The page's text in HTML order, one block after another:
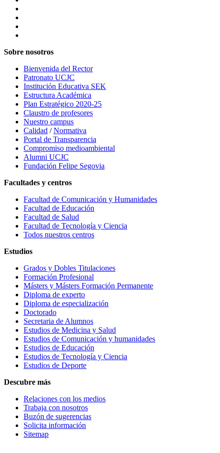
Sobre nosotros
Bienvenida del Rector
Patronato UCJC
Institución Educativa SEK
Estructura Académica
Plan Estratégico 2020-25
Claustro de profesores
Nuestro campus
Calidad /Normativa
Portal de Transparencia
Compromiso medioambiental
Alumni UCJC
Fundación Felipe Segovia
Facultades y centros
Facultad de Comunicación y Humanidades
Facultad de Educación
Facultad de Salud
Facultad de Tecnología y Ciencia
Todos nuestros centros
Estudios
Grados y Dobles Titulaciones
Formación Profesional
Másters y Másters Formación Permanente
Diploma de experto
Diploma de especialización
Doctorado
Secretaria de Alumnos
Estudios de Medicina y Salud
Estudios de Comunicación y humanidades
Estudios de Educación
Estudios de Tecnología y Ciencia
Estudios de Deporte
Descubre más
Relaciones con los medios
Trabaja con nosotros
Buzón de sugerencias
Solicita información
Sitemap